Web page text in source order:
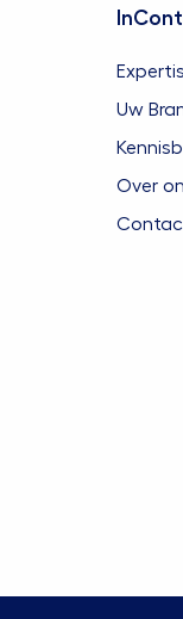
Uw
Over